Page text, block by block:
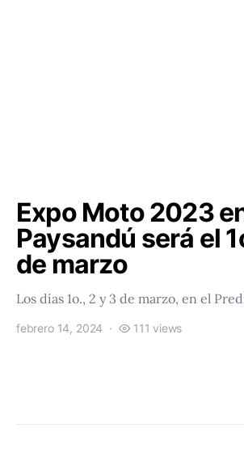
Expo Moto 2023
Paysandú será el
de marzo
Los días 1o., 2 y 3 de marzo, en el
febrero 14, 2024 111 views